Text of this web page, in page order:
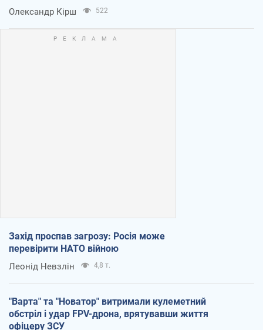
Олександр Кірш 522
Захід проспав загрозу: Росія може
перевірити НАТО війною
Леонід Невзлін 4,8 т.
"Варта" та "Новатор" витримали кулеметний
обстріл і удар FPV-дрона, врятувавши життя
офіцеру ЗСУ